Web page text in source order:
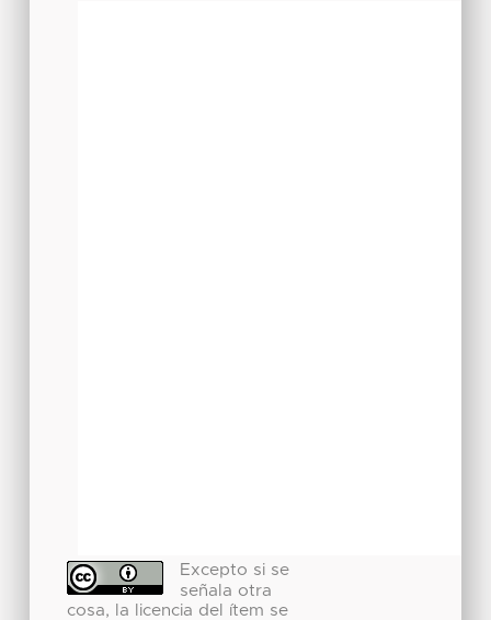
Excepto si se
señala otra
cosa, la licencia del ítem se